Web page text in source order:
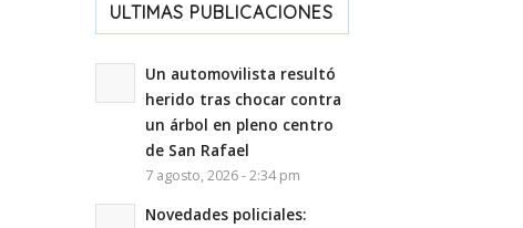
ULTIMAS PUBLICACIONES
Un automovilista resultó
herido tras chocar contra
un árbol en pleno centro
de San Rafael
7 agosto, 2026 - 2:34 pm
Novedades policiales: